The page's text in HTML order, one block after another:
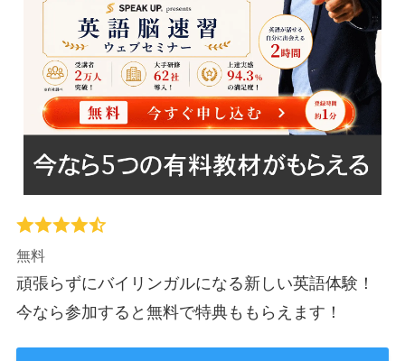
無料
頑張らずにバイリンガルになる新しい英語体験！
今なら参加すると無料で特典ももらえます！